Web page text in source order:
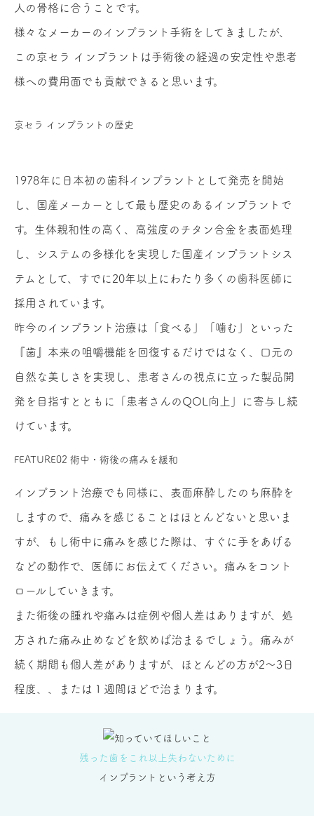
人の骨格に合うことです。
様々なメーカーのインプラント手術をしてきましたが、
この京セラ インプラントは手術後の経過の安定性や患者
様への費用面でも貢献できると思います。
京セラ インプラントの歴史
1978年に日本初の歯科インプラントとして発売を開始
し、国産メーカーとして最も歴史のあるインプラントで
す。生体親和性の高く、高強度のチタン合金を表面処理
し、システムの多様化を実現した国産インプラントシス
テムとして、すでに20年以上にわたり多くの歯科医師に
採用されています。
昨今のインプラント治療は「食べる」「噛む」といった
『歯』本来の咀嚼機能を回復するだけではなく、口元の
自然な美しさを実現し、患者さんの視点に立った製品開
発を目指すとともに「患者さんのQOL向上」に寄与し続
けています。
FEATURE02 術中・術後の痛みを緩和
インプラント治療でも同様に、表面麻酔したのち麻酔を
しますので、痛みを感じることはほとんどないと思いま
すが、もし術中に痛みを感じた際は、すぐに手をあげる
などの動作で、医師にお伝えてください。痛みをコント
ロールしていきます。
また術後の腫れや痛みは症例や個人差はありますが、処
方された痛み止めなどを飲めば治まるでしょう。痛みが
続く期間も個人差がありますが、ほとんどの方が2～3日
程度、、または１週間ほどで治まります。
残った歯を これ以上 失わないために
インプラント という考え方